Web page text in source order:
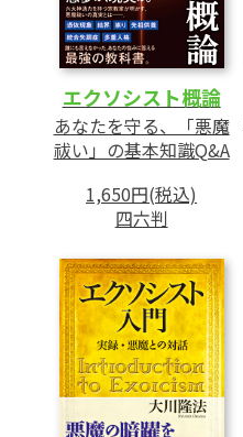
になる
第3章 宗教のプロと
─「真のエクソシ
Q1 自分の信仰心の
Q2 よい心境を保ち
エクソシスト概論
あなたを守る、「悪魔
祓い」の基本知識Q&A
1,650円(税込)
四六判